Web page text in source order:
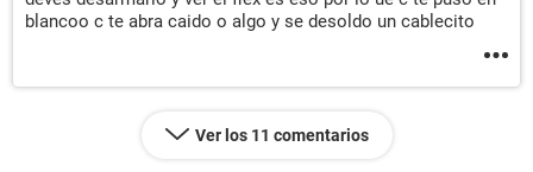
blancoo c te abra caido o algo y se desoldo un cablecito
Ver los 11 comentarios